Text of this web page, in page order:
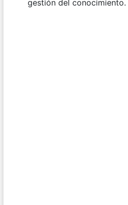
gestión del conocimiento.